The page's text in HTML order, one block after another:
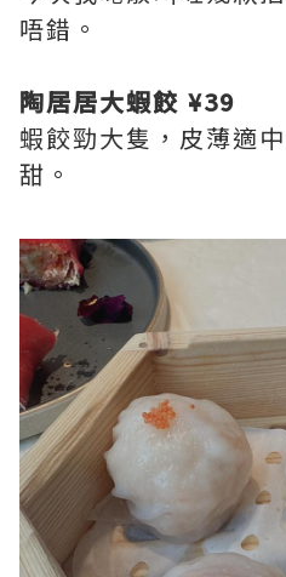
唔錯。
陶居居大蝦餃 ¥39
蝦餃勁大隻，皮薄適
甜。